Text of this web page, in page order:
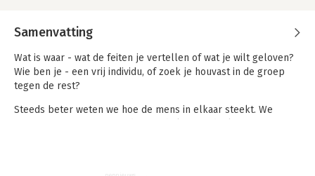
Samenvatting
Wat is waar - wat de feiten je vertellen of wat je wilt geloven?
Wie ben je - een vrij individu, of zoek je houvast in de groep
tegen de rest?
Steeds beter weten we hoe de mens in elkaar steekt. We